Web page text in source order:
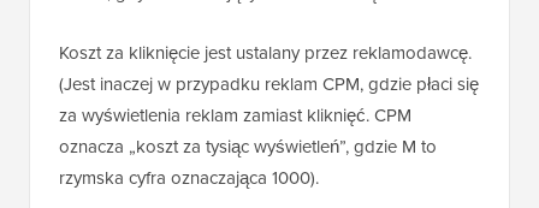
Koszt za kliknięcie jest ustalany przez reklamodawcę.
(Jest inaczej w przypadku reklam CPM, gdzie płaci się
za wyświetlenia reklam zamiast kliknięć. CPM
oznacza „koszt za tysiąc wyświetleń”, gdzie M to
rzymska cyfra oznaczająca 1000).